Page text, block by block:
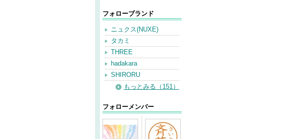
フォローブランド
ニュクス(NUXE)
タカミ
THREE
hadakara
SHIRORU
もっとみる（151）
フォローメンバー